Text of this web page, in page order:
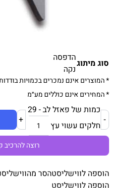
סוג מיתוג הדפסה
נקה
* המוצרים אינם נמכרים בכמויות בודדות.
* המחירים אינם כוללים מע״מ
כמות של פאזל לב - 29
חלקים עשוי עץ
+
רוצה להרכיב
הוספה לווישליסטהסר מהווישליסט
הוספה לווישליסט